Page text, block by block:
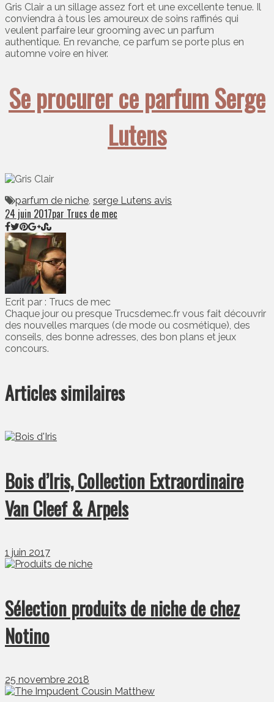
Gris Clair a un sillage assez fort et une excellente tenue. Il
conviendra à tous les amoureux de soins raffinés qui
veulent parfaire leur grooming avec un parfum
authentique. En revanche, ce parfum se porte plus en
automne voire en hiver.
Se procurer ce parfum Serge
Lutens
parfum de niche, serge Lutens avis
24 juin 2017par Trucs de mec
Ecrit par : Trucs de mec
Chaque jour ou presque Trucsdemec.fr vous fait découvrir
des nouvelles marques (de mode ou cosmétique), des
conseils, des bonne adresses, des bon plans et jeux
concours.
Articles similaires
Bois d’Iris, Collection Extraordinaire
Van Cleef & Arpels
1 juin 2017
Sélection produits de niche de chez
Notino
25 novembre 2018